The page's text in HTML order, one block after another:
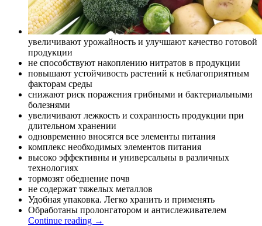
увеличивают урожайность и улучшают качество готовой
продукции
не способствуют накоплению нитратов в продукции
повышают устойчивость растений к неблагоприятным
факторам среды
снижают риск поражения грибными и бактериальными
болезнями
увеличивают лежкость и сохранность продукции при
длительном хранении
одновременно вносятся все элементы питания
комплекс необходимых элементов питания
высоко эффективны и универсальны в различных
технологиях
тормозят обеднение почв
не содержат тяжелых металлов
Удобная упаковка. Легко хранить и применять
Обработаны пролонгатором и антислеживателем
Continue reading →